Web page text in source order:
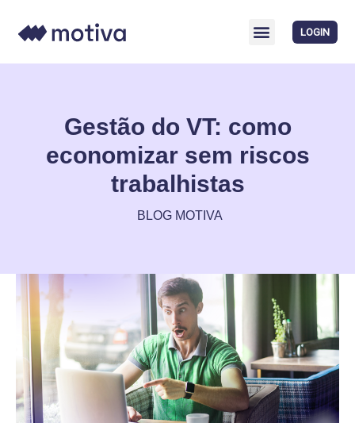
LOGIN
Gestão do VT: como
economizar sem riscos
trabalhistas
BLOG MOTIVA